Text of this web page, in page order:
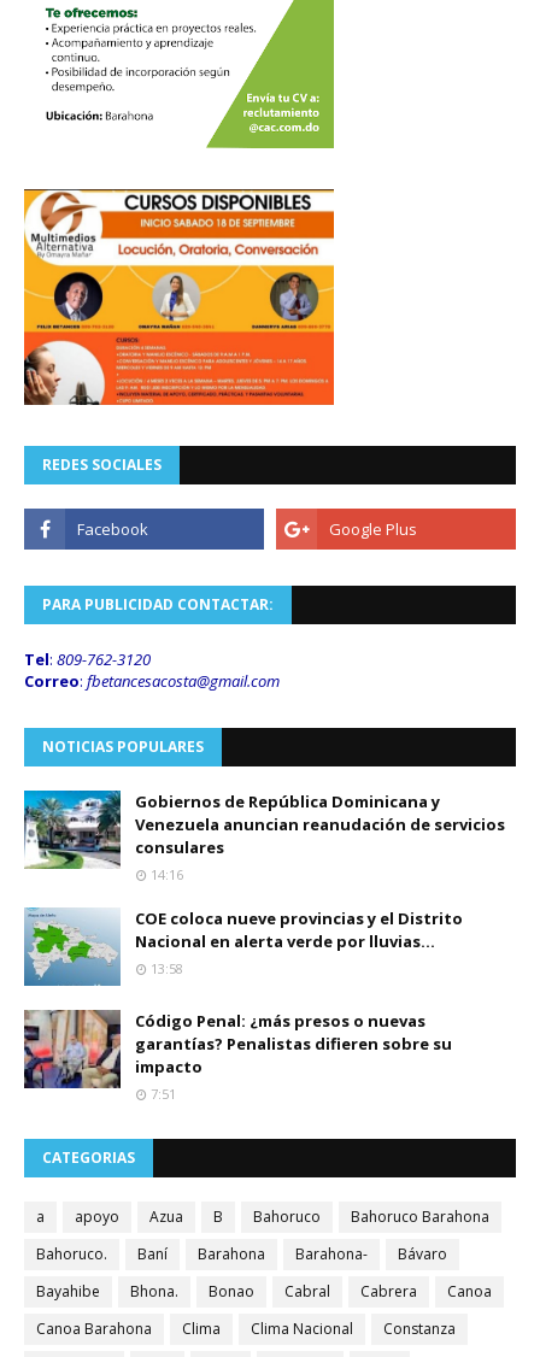
REDES SOCIALES
PARA PUBLICIDAD CONTACTAR:
Tel: 809-762-3120
Correo: fbetancesacosta@gmail.com
NOTICIAS POPULARES
Gobiernos de República Dominicana y
Venezuela anuncian reanudación de servicios
consulares
14:16
COE coloca nueve provincias y el Distrito
Nacional en alerta verde por lluvias...
13:58
Código Penal: ¿más presos o nuevas
garantías? Penalistas difieren sobre su
impacto
7:51
CATEGORIAS
a apoyo Azua B Bahoruco
Bahoruco Barahona
Bahoruco.
Baní Barahona Barahona-
Bávaro
Bayahibe
Bhona. Bonao Cabral Cabrera
Canoa
Canoa Barahona
Clima Clima Nacional
Constanza